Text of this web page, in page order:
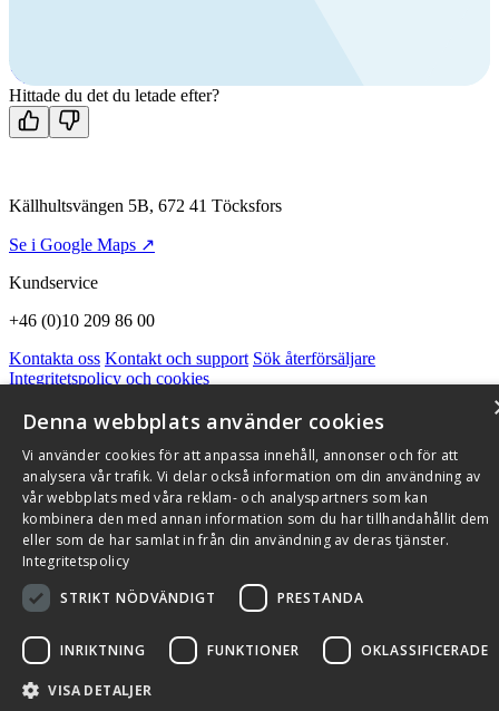
Kontakta oss
Hittade du det du letade efter?
Källhultsvängen 5B, 672 41 Töcksfors
Se i Google Maps ↗
Kundservice
+46 (0)10 209 86 00
Kontakta oss Kontakt och support Sök återförsäljare
Integritetspolicy och cookies
Qnister Visselblåsningsfunktion
© 2026 Flexit AB. Alla rättigheter förbehållna
Aktuellt Miljö och kvalitetssäkring
Denna webbplats använder cookies
Vi använder cookies för att anpassa innehåll, annonser och för att
analysera vår trafik. Vi delar också information om din användning av
vår webbplats med våra reklam- och analyspartners som kan
kombinera den med annan information som du har tillhandahållit dem
eller som de har samlat in från din användning av deras tjänster.
Integritetspolicy
STRIKT NÖDVÄNDIGT
PRESTANDA
INRIKTNING FUNKTIONER OKLASSIFICERADE
VISA DETALJER